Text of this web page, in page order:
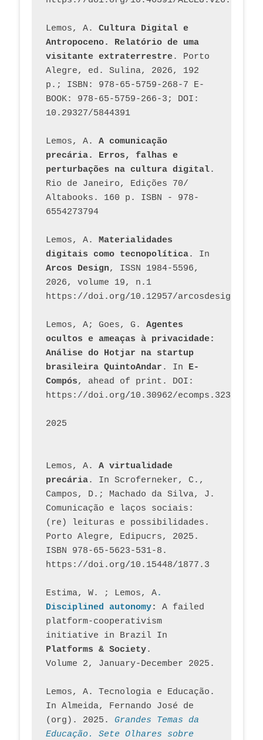
Lemos, A. Cultura Digital e
Antropoceno. Relatório de uma
visitante extraterrestre. Porto
Alegre, ed. Sulina, 2026, 192
p.; ISBN: 978-65-5759-268-7 E-
BOOK: 978-65-5759-266-3; DOI:
10.29327/5844391
Lemos, A. A comunicação
precária. Erros, falhas e
perturbações na cultura digital.
Rio de Janeiro, Edições 70/
Altabooks. 160 p. ISBN - 978-
6554273794
Lemos, A. Materialidades
digitais como tecnopolítica
Arcos Design, ISSN 1984-5596,
2026, volume 19, n.1
https://doi.org/10.12957/
Lemos, A; Goes, G. Agentes
ocultos e ameaças à privacidade:
Análise do Hotjar na startup
brasileira QuintoAndar . In E-
Compós, ahead of print. DOI:
https://doi.org/10.30962/ecomps.3231
2025
Lemos, A. A virtualidade
precária. In Scroferneker, C.,
Campos, D.; Machado da Silva, J.
Comunicação e laços sociais:
(re) leituras e possibilidades.
Porto Alegre, Edipucrs, 2025.
ISBN 978-65-5623-531-8.
https://doi.org/10.15448/1877.3
Estima, W. ; Lemos, A.
Disciplined autonomy: A failed
platform-cooperativism
initiative in Brazil In
Platforms & Society.
Volume 2, January-December 2025.
Lemos, A. Tecnologia e Educação.
In Almeida, Fernando José de
(org). 2025. Grandes Temas da
Educação. Sete Olhares sobre